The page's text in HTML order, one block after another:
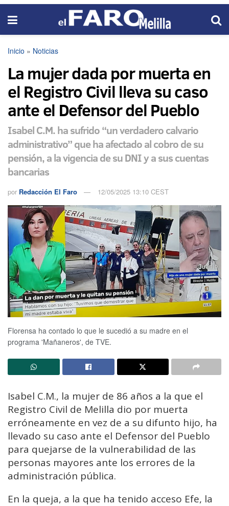
Inicio » Noticias
La mujer dada por muerta en
el Registro Civil lleva su caso
ante el Defensor del Pueblo
Isabel C.M. ha sufrido “un verdadero calvario
administrativo” que ha afectado al cobro de su
pensión, a la vigencia de su DNI y a sus cuentas
bancarias
por Redacción El Faro 12/05/2025 13:10 CEST
Florensa ha contado lo que le sucedió a su madre en el
programa 'Mañaneros', de TVE.
Isabel C.M., la mujer de 86 años a la que el
Registro Civil de Melilla dio por muerta
erróneamente en vez de a su difunto hijo, ha
llevado su caso ante el Defensor del Pueblo
para quejarse de la vulnerabilidad de las
personas mayores ante los errores de la
administración pública.
En la queja, a la que ha tenido acceso Efe, la